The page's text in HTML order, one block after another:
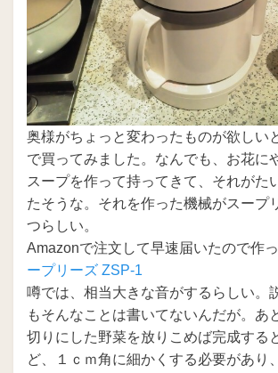
奥様がちょっと変わったものが欲しい
で買ってみました。なんでも、お花に
スープを作って持ってきて、それがた
たそうな。それを作った機械がスープ
つらしい。
Amazonで注文して早速届いたので作
ープリーズ ZSP-1
噂では、相当大きな音がするらしい。
もそんなことは書いてないんだが。あ
切りにした野菜を放りこめば完成する
ど、１ｃｍ角に細かくする必要があり